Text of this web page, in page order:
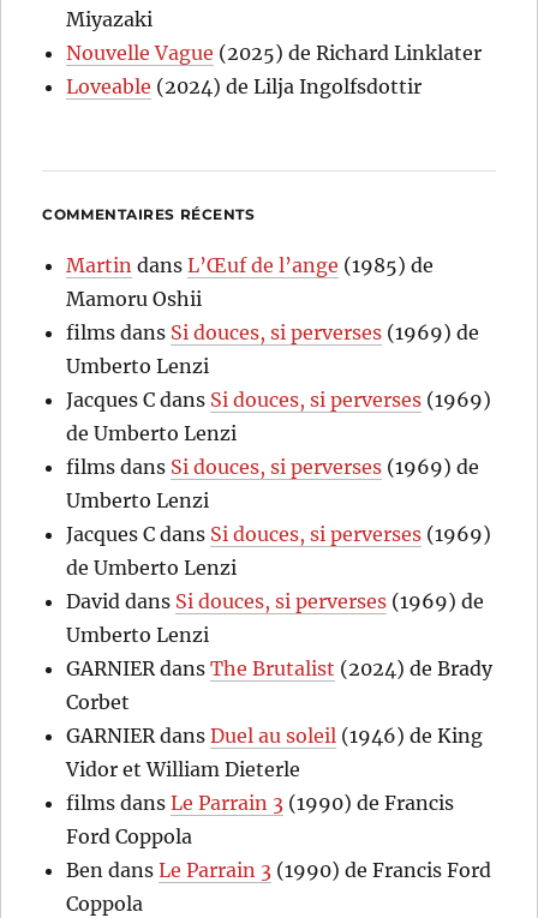
Miyazaki
Nouvelle Vague (2025) de Richard Linklater
Loveable (2024) de Lilja Ingolfsdottir
COMMENTAIRES RÉCENTS
Martin dansL’Œuf de l’ange (1985) de
Mamoru Oshii
films dans Si douces, si perverses (1969) de
Umberto Lenzi
Jacques C dans Si douces, si perverses (1969)
de Umberto Lenzi
films dans Si douces, si perverses (1969) de
Umberto Lenzi
Jacques C dans Si douces, si perverses (1969)
de Umberto Lenzi
David dans Si douces, si perverses (1969) de
Umberto Lenzi
GARNIERdansThe Brutalist (2024) de Brady
Corbet
GARNIERdansDuel au soleil (1946) de King
Vidor et William Dieterle
films dansLe Parrain 3 (1990) de Francis
Ford Coppola
Ben dansLe Parrain 3 (1990) de Francis Ford
Coppola